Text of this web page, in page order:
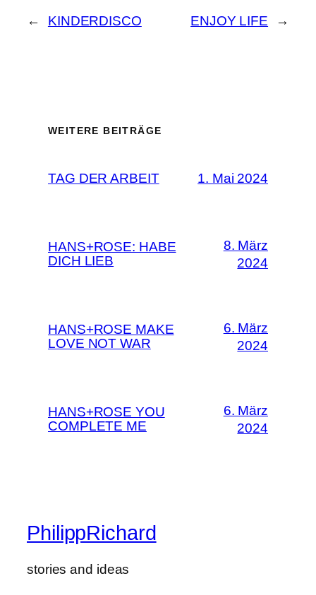
← KINDERDISCO ENJOY LIFE →
WEITERE BEITRÄGE
TAG DER ARBEIT 1. Mai 2024
HANS+ROSE: HABE
DICH LIEB
8. März
2024
HANS+ROSE MAKE
LOVE NOT WAR
6. März
2024
HANS+ROSE YOU
COMPLETE ME
6. März
2024
PhilippRichard
stories and ideas